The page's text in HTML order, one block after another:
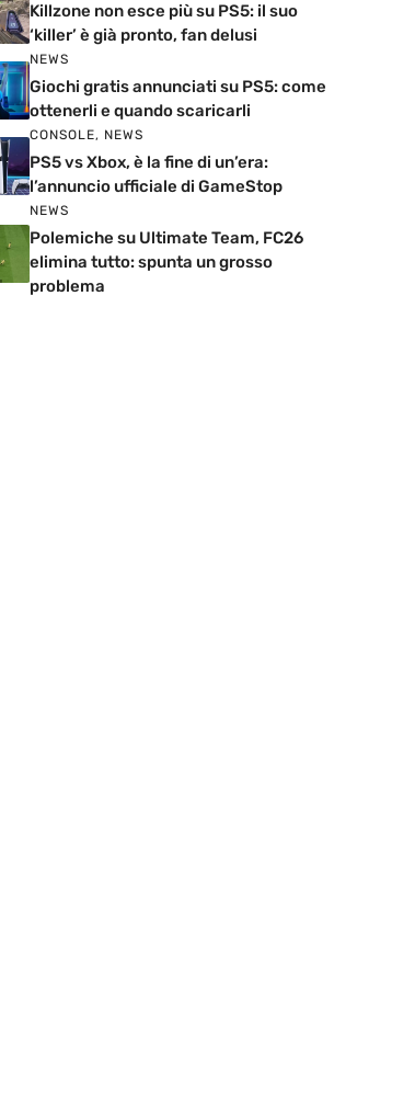
Killzone non esce più su PS5: il suo
‘killer’ è già pronto, fan delusi
NEWS
Giochi gratis annunciati su PS5: come
ottenerli e quando scaricarli
CONSOLE, NEWS
PS5 vs Xbox, è la fine di un’era:
l’annuncio ufficiale di GameStop
NEWS
Polemiche su Ultimate Team, FC26
elimina tutto: spunta un grosso
problema